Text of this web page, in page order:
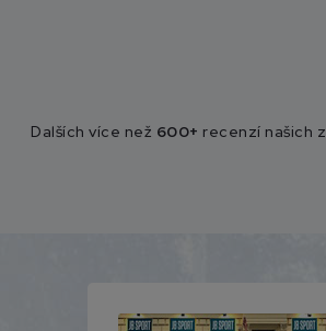
Dalších více než 600+ recenzí našich